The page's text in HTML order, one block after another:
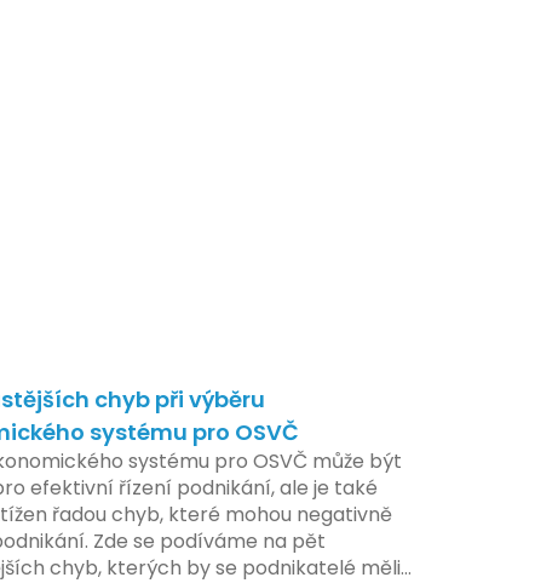
chyb při výběru
systému pro OSVČ
systému pro OSVČ může být
efektivní řízení podnikání, ale je také
řadou chyb, které mohou negativně
Zde se podíváme na pět
chyb, kterých by se podnikatelé měli